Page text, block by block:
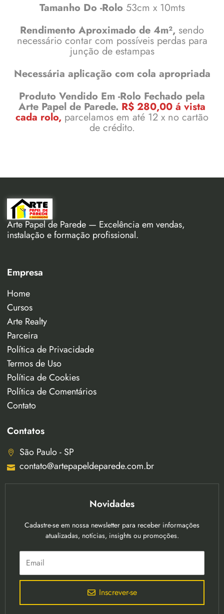
Tamanho Do -Rolo 53cm x 10mts
Rendimento Aproximado de 4m², sendo
necessário contar com possíveis perdas para
junção de estampas
Necessária aplicação com cola apropriada
Produto Vendido Em -Rolo Fechado pela
Arte Papel de Parede. R$ 280,00 á vista
cada rolo, parcelamos em até 12 x no cartão
de crédito.
Arte Papel de Parede — Excelência em vendas,
instalação e formação profissional.
Empresa
Home
Cursos
Arte Realty
Parceira
Política de Privacidade
Termos de Uso
Política de Cookies
Política de Comentários
Contato
Contatos
São Paulo - SP
contato@artepapeldeparede.com.br
Novidades
Cadastre-se em nossa newsletter para receber informações
atualizadas, notícias, insights ou promoções.
Inscrever-se